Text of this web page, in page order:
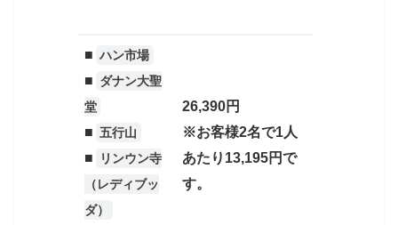
■ ハン市場
■ ダナン大聖
堂
■ 五行山
■
リンウン寺
（レディブッ
ダ）
26,390円
※お客様2名で1人
あたり13,195円で
す。